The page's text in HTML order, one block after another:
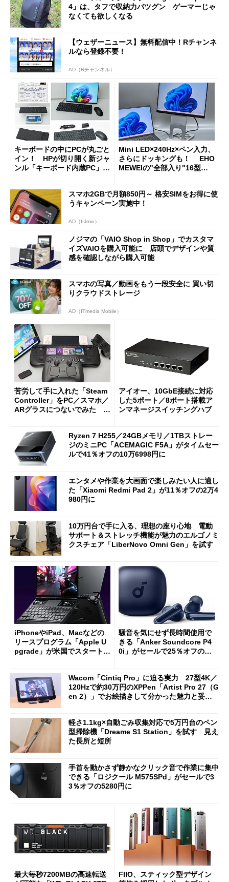
4」は、タフで収納力バツグン ゲーマーじゃ
なくても欲しくなる
【ウェザーニュース】無料配信中！Rチャンネ
ルなら登録不要！
AD（Rチャンネル）
キーボードの中にPCが丸ごと
イン！ HPが切り開く新ジャ
ンル「キーボード内蔵PC」の
Mini LED×240Hz×ペン入力、
さらにドッキングも！ EHO
MEWEIの"全部入り"16型モ
スマホ2GBで月額850円～ 格安SIMをお得に使
うキャンペーン実施中！
AD（IIJmio）
ノジマの「VAIO Shop in Shop」でカスタマ
イズVAIOを購入可能に 店頭でデザインや質
感を確認しながら購入可能
スマホの写真／動画をもう一段安全に 買い切
りクラウドストレージ
AD（ITmedia Mobile）
苦労して手に入れた「Steam
Controller」をPC／スマホ／
ARグラスにつないでみた ゲ
アイオー、10GbE接続に対応
した5ポート／8ポート搭載ア
ンマネージスイッチングハブ
Ryzen 7 H255／24GBメモリ／1TBストレー
ジのミニPC「ACEMAGIC F5A」がタイムセー
ルで41％オフの10万6998円に
エンタメや作業を大画面で楽しみたい人に適し
た「Xiaomi Redmi Pad 2」が11％オフの2万4
980円に
10万円台で手に入る、理想の座り心地 電動
サポート＆ストレッチ機能が魅力のエルゴノミ
クスチェア「LiberNovo Omni Gen」を試す
iPhoneやiPad、Macなどの
リースプログラム「Apple U
pgrade」が米国でスタート／
ut」が明...
騒音を気にせず長時間使用で
きる「Anker Soundcore P4
0i」がセールで25％オフの59
Wacom「Cintiq Pro」に迫る実力 27型4K／
120Hzで約30万円のXPPen「Artist Pro 27（G
en 2）」でお絵描きして分かった魅力と妥協
軽さ1.1kg×自動ごみ収集対応で5万円台のペン
型掃除機「Dreame S1 Station」を試す 見え
た長所と短所
手首を動かさず静かなクリック音で作業に集中
できる「ロジクール M575SPd」がセールで3
3％オフの5280円に
最大毎秒7200MBの高速転送
FIIO、スティック型デザイン